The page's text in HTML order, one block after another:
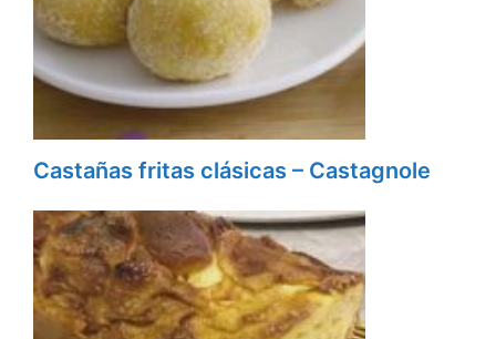
Castañas fritas clásicas – Castagnole